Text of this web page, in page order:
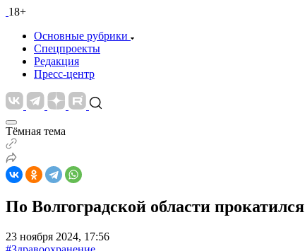
18+
Основные рубрики
Спецпроекты
Редакция
Пресс-центр
Тёмная тема
По Волгоградской области
23 ноября 2024, 17:56